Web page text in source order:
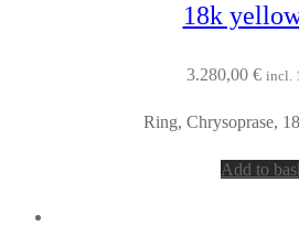
18k
3.280,00 € incl.
Ring, Chrysoprase,
Add to